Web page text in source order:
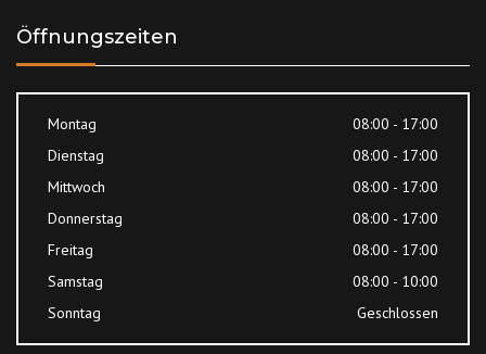
Öffnungszeiten
Montag
08:00 - 17:00
Dienstag
08:00 - 17:00
Mittwoch
08:00 - 17:00
Donnerstag
08:00 - 17:00
Freitag
08:00 - 17:00
Samstag
08:00 - 10:00
Sonntag
Geschlossen